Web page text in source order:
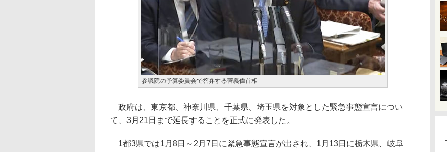
参議院の予算委員会で答弁する菅義偉首相
政府は、東京都、神奈川県、千葉県、埼玉県を対象とした緊急事態宣言につい
て、3月21日まで延長することを正式に発表した。
1都3県では1月8日～2月7日に緊急事態宣言が出され、1月13日に栃木県、岐阜